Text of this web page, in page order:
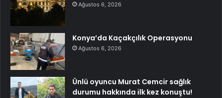
Ağustos 6, 2026
Konya’da Kaçakçılık Operasyonu
Ağustos 6, 2026
Ünlü oyuncu Murat Cemcir sağlık
durumu hakkında ilk kez konuştu!